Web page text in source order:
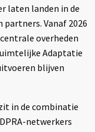
laten landen in de
Vanaf 2026
overheden
Adaptatie
blijven
in de combinatie
netwerkers